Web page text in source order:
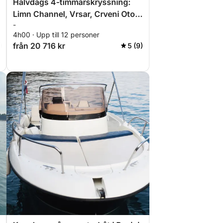
Halvdags 4-timmarskryssning:
Limn Channel, Vrsar, Crveni Otok
och mer med drinkar och snacks
-
4h00 · Upp till 12 personer
från 20 716 kr 5 (9)